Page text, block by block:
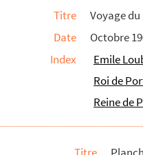
Titre
Voyage
Date
Octobre
Index
Emile
Roi de
Reine de